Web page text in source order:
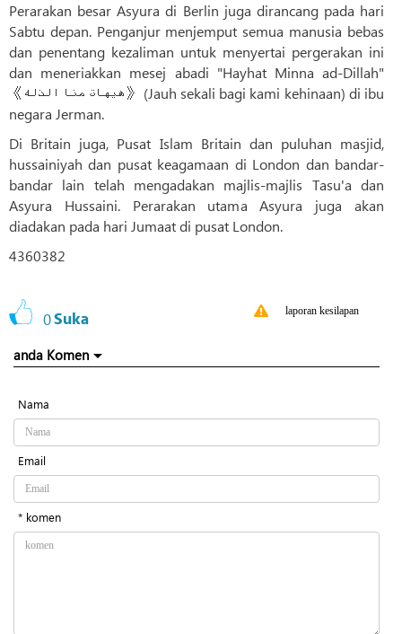
Perarakan besar Asyura di Berlin juga dirancang pada hari
Sabtu depan. Penganjur menjemput semua manusia bebas
dan penentang kezaliman untuk menyertai pergerakan ini
dan meneriakkan mesej abadi "Hayhat Minna ad-Dillah"
《هیهات منا الذله》 (Jauh sekali bagi kami kehinaan) di ibu
negara Jerman.
Di Britain juga, Pusat Islam Britain dan puluhan masjid,
hussainiyah dan pusat keagamaan di London dan bandar-
bandar lain telah mengadakan majlis-majlis Tasu'a dan
Asyura Hussaini. Perarakan utama Asyura juga akan
diadakan pada hari Jumaat di pusat London.
4360382
0Suka laporan kesilapan
anda Komen
Nama
Email
* komen